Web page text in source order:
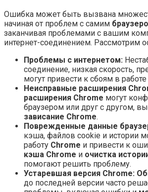
Ошибка может быть вызвана
начиная от проблем с самим
заканчивая проблемами с вашим
интернет-соединением. Рассмотрим
Проблемы с интернетом:
соединение, низкая скорость,
могут привести к сбоям в работе
Неисправные расширения
расширения Chrome могут
браузером или друг с другом,
зависание Chrome.
Поврежденные данные
кэша, файлов cookie и истории
работу Chrome и привести к
кэша Chrome и очистка
помогают решить проблему.
Устаревшая версия Chrome:
до последней версии часто